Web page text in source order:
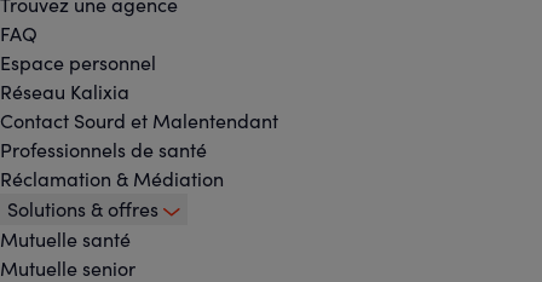
FAQ
Espace personnel
Réseau Kalixia
Contact Sourd et Malentendant
Professionnels de santé
Réclamation & Médiation
Solutions & offres
Mutuelle santé
Mutuelle senior